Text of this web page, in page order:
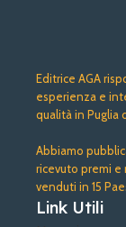
Editrice AGA
esperienza e
qualità in Puglia
Abbiamo
ricevuto premi
venduti in 15
Link Utili